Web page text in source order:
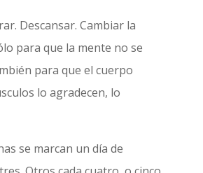
Descansar. Cambiar la
para que la mente no se
para que el cuerpo
lo agradecen, lo
se marcan un día de